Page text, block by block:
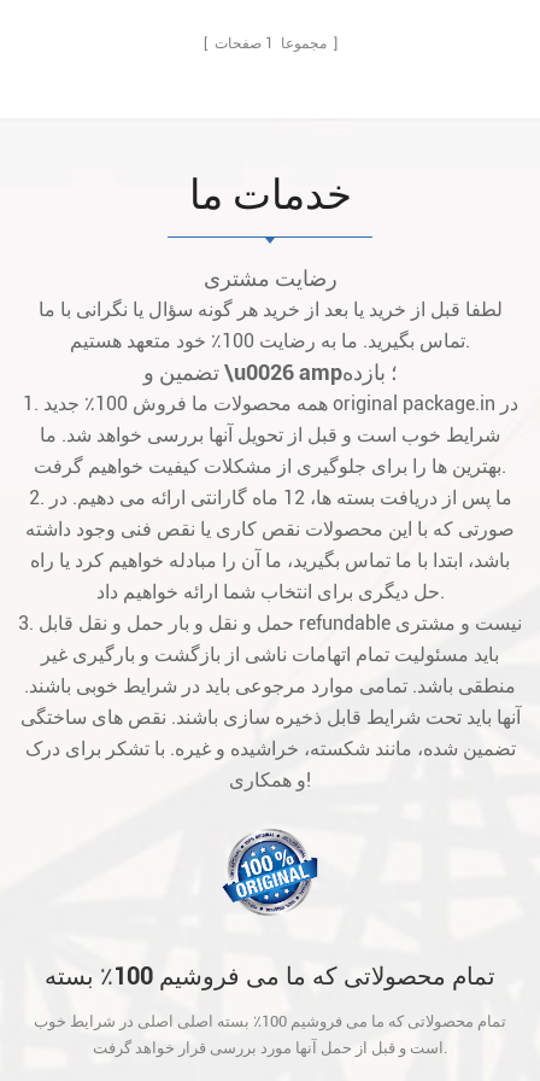
[ مجموعا 1 صفحات ]
خدمات ما
رضایت مشتری
لطفا قبل از خرید یا بعد از خرید هر گونه سؤال یا نگرانی با ما
تماس بگیرید. ما به رضایت 100٪ خود متعهد هستیم.
تضمین و \u0026 amp؛ بازده
1. همه محصولات ما فروش 100٪ جدید original package.in در
شرایط خوب است و قبل از تحویل آنها بررسی خواهد شد. ما
بهترین ها را برای جلوگیری از مشکلات کیفیت خواهیم گرفت.
2. ما پس از دریافت بسته ها، 12 ماه گارانتی ارائه می دهیم. در
صورتی که با این محصولات نقص کاری یا نقص فنی وجود داشته
باشد، ابتدا با ما تماس بگیرید، ما آن را مبادله خواهیم کرد یا راه
حل دیگری برای انتخاب شما ارائه خواهیم داد.
3. حمل و نقل و بار حمل و نقل قابل refundable نیست و مشتری
باید مسئولیت تمام اتهامات ناشی از بازگشت و بارگیری غیر
منطقی باشد. تمامی موارد مرجوعی باید در شرایط خوبی باشند.
آنها باید تحت شرایط قابل ذخیره سازی باشند. نقص های ساختگی
تضمین شده، مانند شکسته، خراشیده و غیره. با تشکر برای درک
و همکاری!
تمام محصولاتی که ما می فروشیم 100٪ بسته
آنها مورد بررسی قرار خواهد گرفت.
تمام محصولاتی که ما می فروشیم 100٪ بسته اصلی اصلی در شرایط خوب